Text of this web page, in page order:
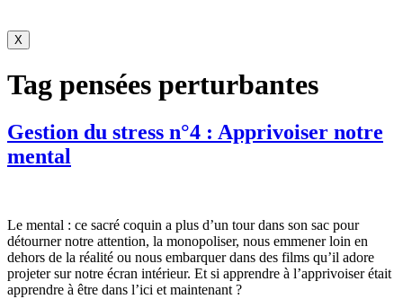
X
Tag pensées perturbantes
Gestion du stress n°4 : Apprivoiser notre
mental
Le mental : ce sacré coquin a plus d’un tour dans son sac pour
détourner notre attention, la monopoliser, nous emmener loin en
dehors de la réalité ou nous embarquer dans des films qu’il adore
projeter sur notre écran intérieur. Et si apprendre à l’apprivoiser était
apprendre à être dans l’ici et maintenant ?